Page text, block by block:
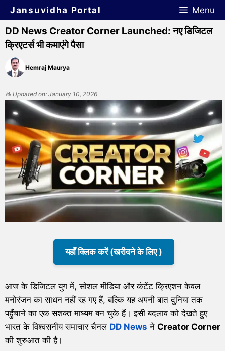
Jansuvidha Portal Menu
DD News Creator Corner Launched: नए डिजिटल
क्रिएटर्स भी कमाएंगे पैसा
Hemraj Maurya
📝 Updated on: January 10, 2026
यहाँ क्लिक करें (खरीदने के लिए )
आज के डिजिटल युग में, सोशल मीडिया और कंटेंट क्रिएशन केवल
मनोरंजन का साधन नहीं रह गए हैं, बल्कि यह अपनी बात दुनिया तक
पहुँचाने का एक सशक्त माध्यम बन चुके हैं। इसी बदलाव को देखते हुए
भारत के विश्वसनीय समाचार चैनल DD News ने Creator Corner
की शुरुआत की है।